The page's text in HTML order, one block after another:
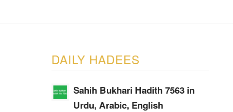
DAILY HADEES
Sahih Bukhari Hadith 7563 in
Urdu, Arabic, English